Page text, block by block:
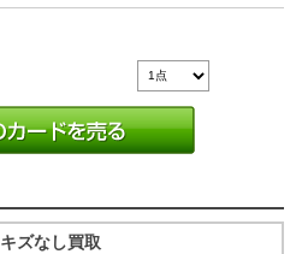
キズなし買取